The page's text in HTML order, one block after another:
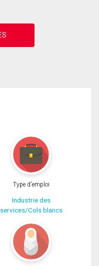
Type d'emploi
Industrie des
services/Cols blancs